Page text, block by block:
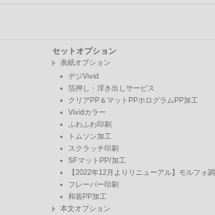
セットオプション
表紙オプション
デジVivid
箔押し・浮き出しサービス
クリアPP＆マットPPホログラムPP加工
Vividカラー
ふわふわ印刷
トムソン加工
スクラッチ印刷
SFマットPP/加工
【2022年12月よりリニューアル】モルフォ
フレーバー印刷
和装PP加工
本文オプション